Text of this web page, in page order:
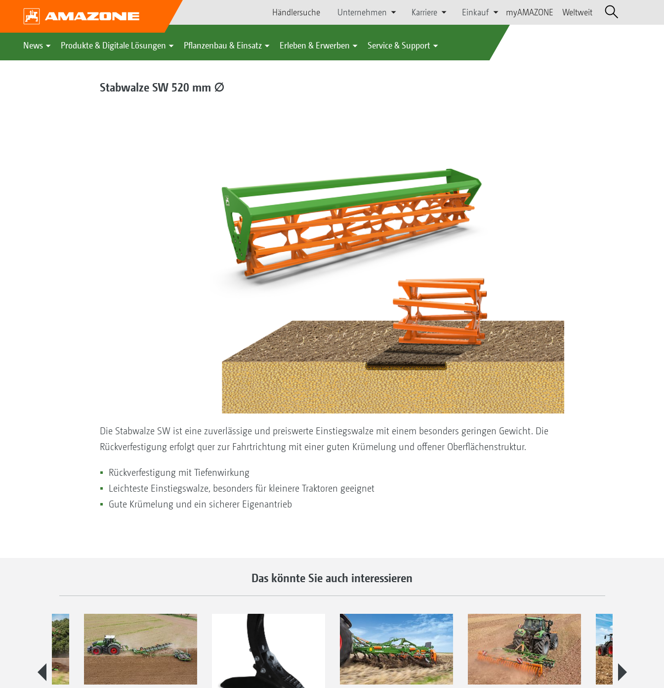
Händlersuche Unternehmen Karriere Einkauf myAMAZONE Weltweit
News Produkte & Digitale Lösungen Pflanzenbau & Einsatz Erleben & Erwerben Service & Support
Stabwalze SW 520 mm ∅
Die Stabwalze SW ist eine zuverlässige und preiswerte Einstiegswalze mit einem besonders geringen Gewicht. Die
Rückverfestigung erfolgt quer zur Fahrtrichtung mit einer guten Krümelung und offener Oberflächenstruktur.
Rückverfestigung mit Tiefenwirkung
Leichteste Einstiegswalze, besonders für kleinere Traktoren geeignet
Gute Krümelung und ein sicherer Eigenantrieb
Das könnte Sie auch interessieren